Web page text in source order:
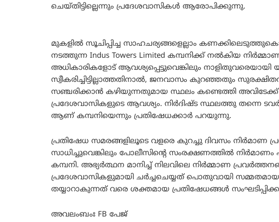
ചെയ്തിട്ടില്ലെന്നും പ്രദേശവാസികൾ ആരോപിക്കുന്നു.
മുകളിൽ സൂചിപ്പിച്ച സാഹചര്യങ്ങളെല്ലാം
നടത്തുന്ന Indus Towers Limited കമ്പനിക്ക് നൽകിയ
അധികാരികളോട് ആവശ്യപ്പെട്ടുവെങ്കിലും
സ്വീകരിച്ചിട്ടില്ലാത്തതിനാൽ, ജനവാസം കുറഞ്ഞതും
സഞ്ചരിക്കാൻ കഴിയുന്നതുമായ സ്ഥലം കണ്ടെത്തി അവിടേക്ക്
പ്രദേശവാസികളുടെ ആവശ്യം. നിർദിഷ്ട സ്ഥലത്തു തന്നെ ടവർ
ആണ് കമ്പനിയെന്നും പ്രതിഷേധക്കാർ പറയുന്നു.
പ്രതിഷേധ സമരങ്ങളിലൂടെ വളരെ കുറച്ചു ദിവസം നിർമാണ
സാധിച്ചുവെങ്കിലും പോലീസിന്റെ സംരക്ഷണത്തിൽ
കമ്പനി. അഭ്യർത്ഥന മാനിച്ച് നിലവിലെ നിർമ്മാണ
പ്രദേശവാസികളുമായി ചർച്ചചെയ്യത് പൊതുവായി
തയ്യാറാകുന്നത് വരെ ശക്തമായ പ്രതിഷേധങ്ങൾ
അവലംബംഃ FB പേജ്